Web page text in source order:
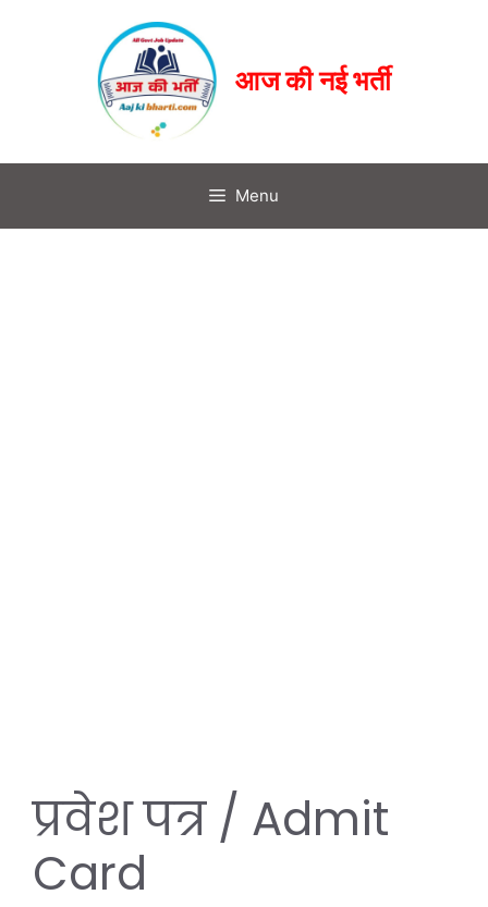
आज की नई भर्ती
Menu
प्रवेश पत्र / Admit
Card